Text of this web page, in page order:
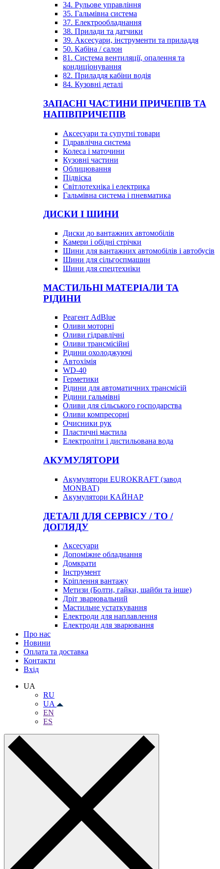
34. Рульове управління
35. Гальмівна система
37. Електрообладнання
38. Прилади та датчики
39. Аксесуари, інструменти та приладдя
50. Кабіна / салон
81. Система вентиляції, опалення та
кондиціонування
82. Приладдя кабіни водія
84. Кузовні деталі
ЗАПАСНІ ЧАСТИНИ ПРИЧЕПІВ ТА
НАПІВПРИЧЕПІВ
Аксесуари та супутні товари
Гідравлічна система
Колеса і маточини
Кузовні частини
Облицювання
Підвіска
Світлотехніка і електрика
Гальмівна система і пневматика
ДИСКИ І ШИНИ
Диски до вантажних автомобілів
Камери і обідні стрічки
Шини для вантажних автомобілів і автобусів
Шини для сільгоспмашин
Шини для спецтехніки
МАСТИЛЬНІ МАТЕРІАЛИ ТА
РІДИНИ
Реагент AdBlue
Оливи моторні
Оливи гідравлічні
Оливи трансмісійні
Рідини охолоджуючі
Автохімія
WD-40
Герметики
Рідини для автоматичних трансмісій
Рідини гальмівні
Оливи для сільського господарства
Оливи компресорні
Очисники рук
Пластичні мастила
Електроліти і дистильована вода
АКУМУЛЯТОРИ
Акумулятори EUROKRAFT (завод
MONBAT)
Акумулятори КАЙНАР
ДЕТАЛІ ДЛЯ СЕРВІСУ / ТО /
ДОГЛЯДУ
Аксесуари
Допоміжне обладнання
Домкрати
Інструмент
Кріплення вантажу
Метизи (Болти, гайки, шайби та інше)
Дріт зварювальний
Мастильне устаткування
Електроди для наплавлення
Електроди для зварювання
Про нас
Новини
Оплата та доставка
Контакти
Вхiд
UA
RU
UA
EN
ES